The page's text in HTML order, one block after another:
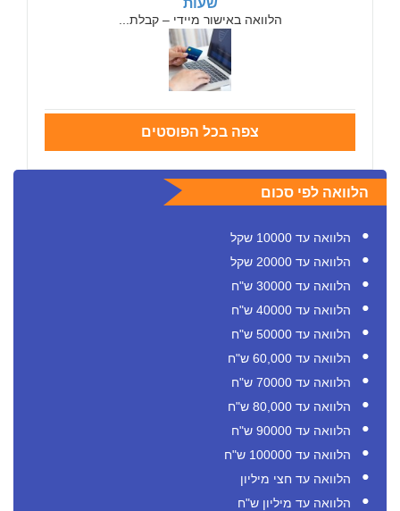
שעות
הלוואה באישור מיידי – קבלת...
צפה בכל הפוסטים
הלוואה לפי סכום
הלוואה עד 10000 שקל
הלוואה עד 20000 שקל
הלוואה עד 30000 ש"ח
הלוואה עד 40000 ש"ח
הלוואה עד 50000 ש"ח
הלוואה עד 60,000 ש"ח
הלוואה עד 70000 ש"ח
הלוואה עד 80,000 ש"ח
הלוואה עד 90000 ש"ח
הלוואה עד 100000 ש"ח
הלוואה עד חצי מיליון
הלוואה עד מיליון ש"ח